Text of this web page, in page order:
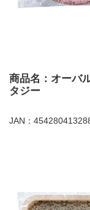
商品名：オーバ
タジー
JAN：